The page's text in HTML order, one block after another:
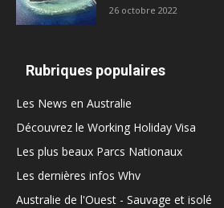
26 octobre 2022
Rubriques populaires
Les News en Australie
Découvrez le Working Holiday Visa
Les plus beaux Parcs Nationaux
Les dernières infos Whv
Australie de l'Ouest - Sauvage et isolé